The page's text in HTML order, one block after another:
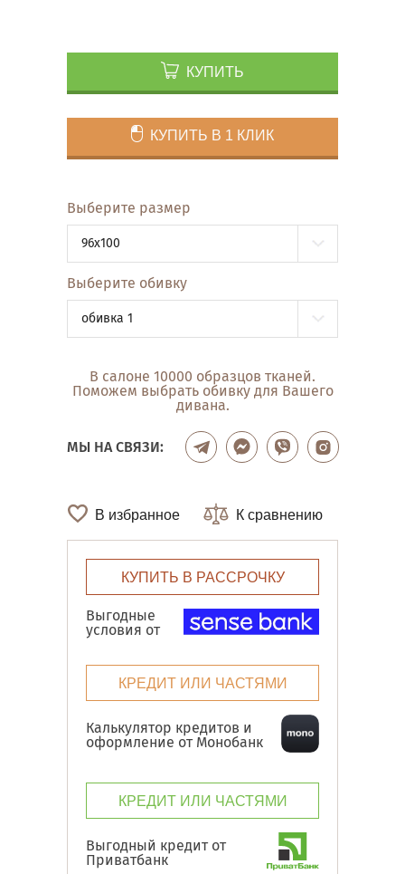
КУПИТЬ
КУПИТЬ В 1 КЛИК
Выберите размер
96x100
Выберите обивку
обивка 1
В салоне 10000 образцов тканей.
Поможем выбрать обивку для Вашего
дивана.
МЫ НА СВЯЗИ:
В избранное К сравнению
КУПИТЬ В РАССРОЧКУ
Выгодные
условия от
КРЕДИТ ИЛИ ЧАСТЯМИ
Калькулятор кредитов и
оформление от Монобанк
КРЕДИТ ИЛИ ЧАСТЯМИ
Выгодный кредит от
Приватбанк